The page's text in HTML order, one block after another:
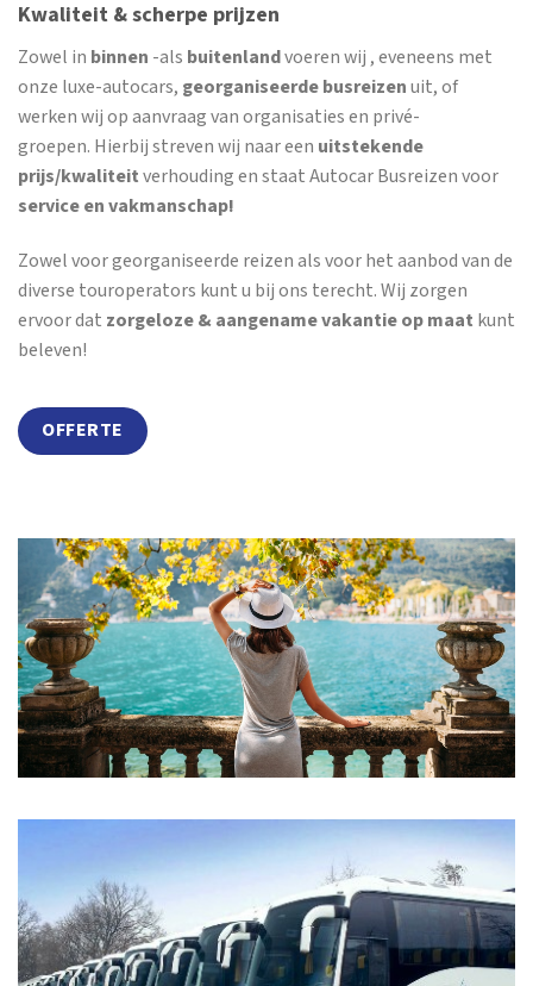
Kwaliteit & scherpe prijzen
Zowel in binnen -als buitenlandvoeren wij , eveneens met
onze luxe-autocars, georganiseerde busreizenuit, of
werken wij op aanvraag van organisaties en privé-
groepen. Hierbij streven wij naar een uitstekende
prijs/kwaliteitverhouding en staat Autocar Busreizen voor
service en vakmanschap!
Zowel voor georganiseerde reizen als voor het aanbod van de
diverse touroperators kunt u bij ons terecht. Wij zorgen
ervoor dat zorgeloze & aangename vakantie op maat kunt
beleven!
OFFERTE